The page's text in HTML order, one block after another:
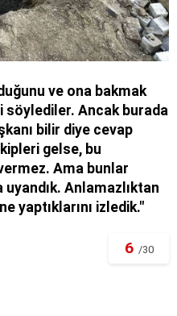
ve ona bakmak
söylediler. Ancak burada
bilir diye cevap
gelse, bu
Ama bunlar
Anlamazlıktan
yaptıklarını izledik."
6 /30